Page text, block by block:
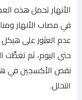
الأنهار تحمل هذه
في مصاب الأنهار
عدم العثور على
حتى اليوم، ثم تغطَّت
نقص الأكسجين في
التحلل.